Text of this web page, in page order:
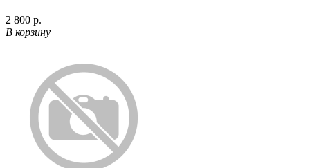
2 800 р.
В корзину